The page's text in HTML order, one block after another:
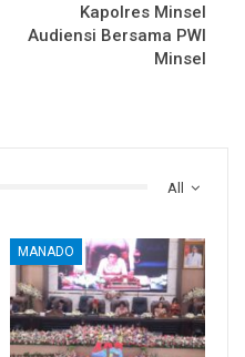
Kapolres Minsel
Audiensi Bersama PWI
Minsel
All
MANADO